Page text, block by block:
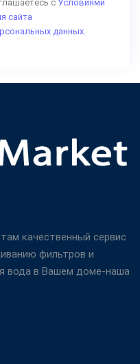
с Условиями
сайта
данных.
качественный сервис
фильтров и
вода в Вашем доме-наша